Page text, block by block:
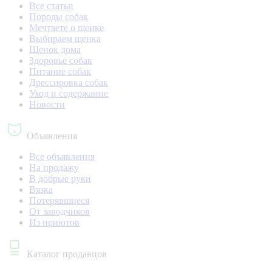
Все статьи
Породы собак
Мечтаете о щенке
Выбираем щенка
Щенок дома
Здоровье собак
Питание собак
Дрессировка собак
Уход и содержание
Новости
Объявления
Все объявления
На продажу
В добрые руки
Вязка
Потерявшиеся
От заводчиков
Из приютов
Каталог продавцов